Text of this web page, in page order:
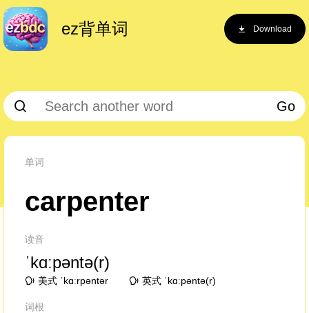
ez背单词 Download
Go
单词
carpenter
读音
ˈkɑːpəntə(r)
美式 ˈkɑːrpəntər 英式 ˈkɑːpəntə(r)
词根